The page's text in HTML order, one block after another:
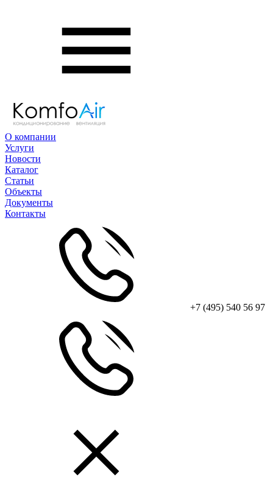
О компании
Услуги
Новости
Каталог
Статьи
Объекты
Документы
Контакты
+7 (495) 540 56 97